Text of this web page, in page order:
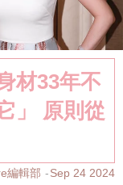
材33年不
」 原則從
編輯部 Sep 24 2024